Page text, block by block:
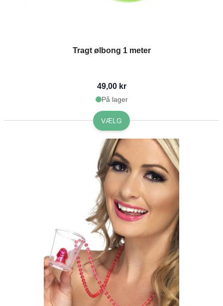
Tragt ølbong 1 meter
49,00 kr
På lager
VÆLG